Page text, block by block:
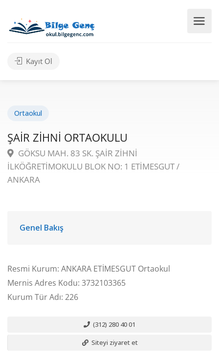
Kayıt Ol
Ortaokul
ŞAİR ZİHNİ ORTAOKULU
GÖKSU MAH. 83 SK. ŞAİR ZİHNİ
İLKÖĞRETİMOKULU BLOK NO: 1 ETİMESGUT /
ANKARA
Genel Bakış
Resmi Kurum: ANKARA ETİMESGUT Ortaokul
Mernis Adres Kodu: 3732103365
Kurum Tür Adı: 226
(312) 280 40 01
Siteyi ziyaret et